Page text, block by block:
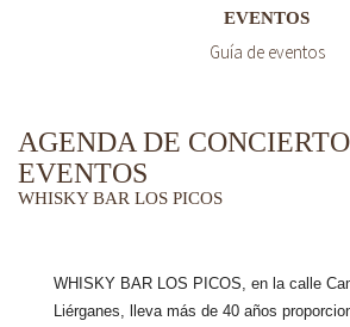
EVENTOS
Guía de eventos
AGENDA DE
EVENTOS
WHISKY BAR LOS PICOS
WHISKY BAR LOS PICOS, en la calle
Liérganes, lleva más de 40 años